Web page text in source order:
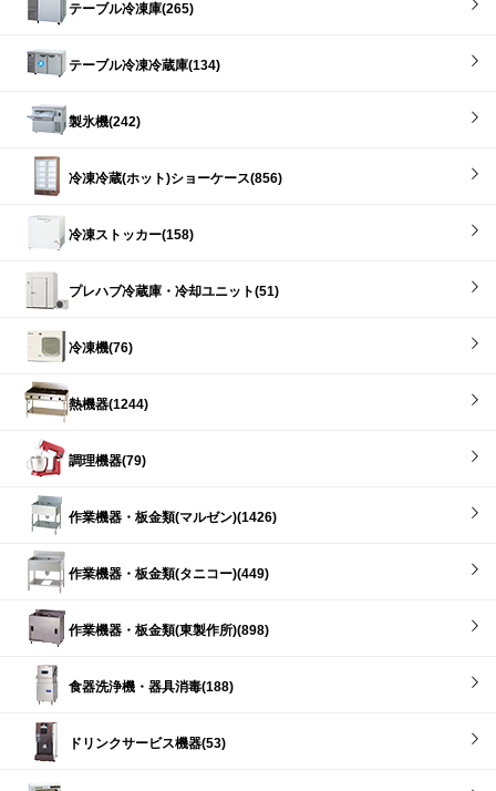
テーブル冷凍庫(265)
テーブル冷凍冷蔵庫(134)
製氷機(242)
冷凍冷蔵(ホット)ショーケース(856)
冷凍ストッカー(158)
プレハブ冷蔵庫・冷却ユニット(51)
冷凍機(76)
熱機器(1244)
調理機器(79)
作業機器・板金類(マルゼン)(1426)
作業機器・板金類(タニコー)(449)
作業機器・板金類(東製作所)(898)
食器洗浄機・器具消毒(188)
ドリンクサービス機器(53)